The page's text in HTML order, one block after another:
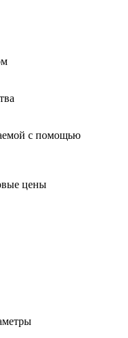
с помощью
цены